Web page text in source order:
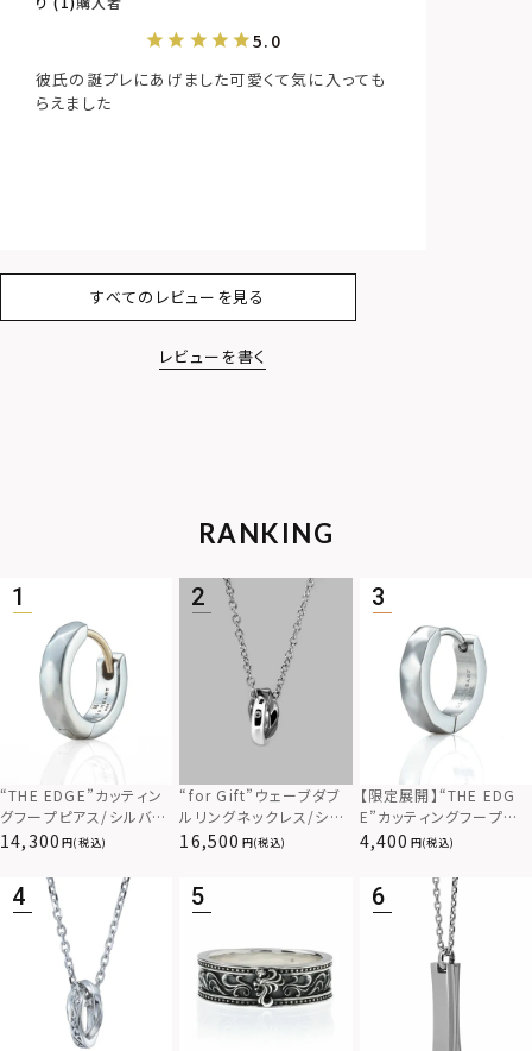
彼氏の誕プレにあげました可愛くて気に入っても
らえました
すべてのレビューを見る
レビューを書く
RANKING
“THE EDGE”カッティン
グフープピアス/シルバー
925
14,300 (税込)
“for Gift”ウェーブダブ
ルリングネックレス/シル
バー×ブラック/シルバー
16,500 (税込)
【限定展開】“THE EDG
E”カッティングフープピ
アス/サージカルステンレ
4,400 (税込)